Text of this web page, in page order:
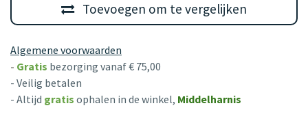
Toevoegen om te vergelijken
Algemene voorwaarden
- Gratis bezorging vanaf € 75,00
- Veilig betalen
- Altijd gratis ophalen in de winkel, Middelharnis